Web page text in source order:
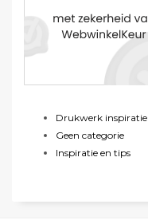
Drukwerk inspiratie
Geen categorie
Inspiratie en tips